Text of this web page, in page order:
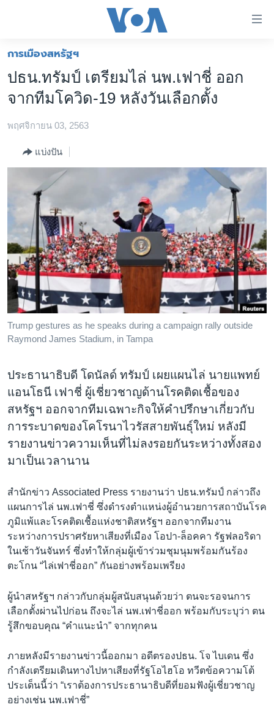
ต่อ
ข้าม
ไป
เนื้อหา
ข้าม
ไป
การ
ค้นหา
โลก
เอเชีย
สหรัฐฯ
ไทย
วิทยาศาสตร์
สังคมและสุขภาพ
ไลฟ์สไตล์
ตรวจสอบข่าว
เรียนรู้ภาษาอังกฤษ
พอดคาสต์
ติดตามเรา
เลือกภาษา
การเมืองสหรัฐฯ
ปธน.ทรัมป์ เตรียมไล่ นพ.เฟาชี่ ออก
จากทีมโควิด-19 หลังวันเลือกตั้ง
พฤศจิกายน 03, 2563
แบ่งปัน
Trump gestures as he speaks during a campaign rally outside
Raymond James Stadium, in Tampa
ประธานาธิบดี โดนัลด์ ทรัมป์ เผยแผนไล่ นายแพทย์
แอนโธนี เฟาชี่ ผู้เชี่ยวชาญด้านโรคติดเชื้อของ
สหรัฐฯ ออกจากทีมเฉพาะกิจให้คำปรึกษาเกี่ยวกับ
การระบาดของโคโรนาไวรัสสายพันธุ์ใหม่ หลังมี
รายงานข่าวความเห็นที่ไม่ลงรอยกันระหว่างทั้งสอง
มาเป็นเวลานาน
สำนักข่าว Associated Press รายงานว่า ปธน.ทรัมป์ กล่าวถึง
แผนการไล่ นพ.เฟาชี่ ซึ่งดำรงตำแหน่งผู้อำนวยการสถาบันโรค
ภูมิแพ้และโรคติดเชื้อแห่งชาติสหรัฐฯ ออกจากทีมงาน
ระหว่างการปราศรัยหาเสียงที่เมือง โอปา-ล็อคคา รัฐฟลอริดา
ในเช้าวันจันทร์ ซึ่งทำให้กลุ่มผู้เข้าร่วมชุมนุมพร้อมกันร้อง
ตะโกน “ไล่เฟาชี่ออก” กันอย่างพร้อมเพรียง
ผู้นำสหรัฐฯ กล่าวกับกลุ่มผู้สนับสนุนด้วยว่า ตนจะรอจนการ
เลือกตั้งผ่านไปก่อน ถึงจะไล่ นพ.เฟาชี่ออก พร้อมกับระบุว่า ตน
รู้สึกขอบคุณ “คำแนะนำ” จากทุกคน
ภายหลังมีรายงานข่าวนี้ออกมา อดีตรองปธน. โจ ไบเดน ซึ่ง
กำลังเตรียมเดินทางไปหาเสียงที่รัฐโอไฮโอ ทวีตข้อความโต้
ประเด็นนี้ว่า “เราต้องการประธานาธิบดีที่ยอมฟังผู้เชี่ยวชาญ
อย่างเช่น นพ.เฟาชี่”